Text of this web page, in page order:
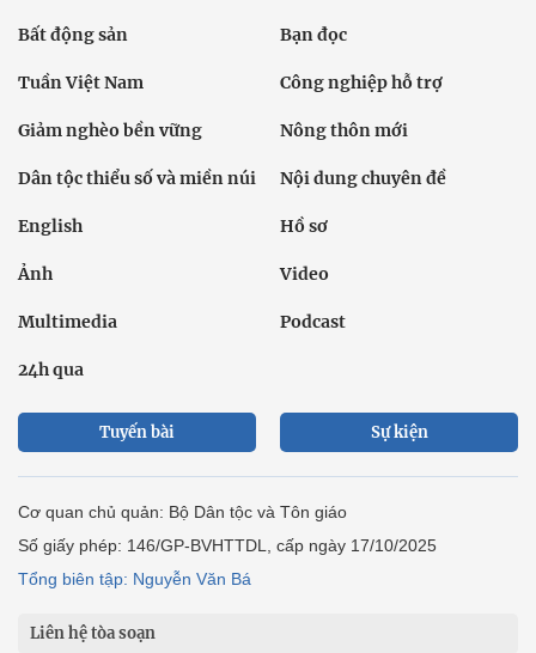
Bất động sản Bạn đọc
Tuần Việt Nam Công nghiệp hỗ trợ
Giảm nghèo bền vững Nông thôn mới
Dân tộc thiểu số và miền núi Nội dung chuyên đề
English Hồ sơ
Ảnh Video
Multimedia Podcast
24h qua
Tuyến bài Sự kiện
Cơ quan chủ quản: Bộ Dân tộc và Tôn giáo
Số giấy phép: 146/GP-BVHTTDL, cấp ngày 17/10/2025
Tổng biên tập: Nguyễn Văn Bá
Liên hệ tòa soạn